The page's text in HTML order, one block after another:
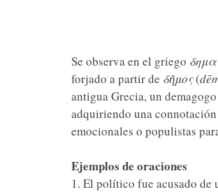
Se observa en el griego
forjado a partir de δῆμος(
antigua Grecia, un
adquiriendo una
emocionales o populistas
Ejemplos de oraciones
1. El político fue acusado de